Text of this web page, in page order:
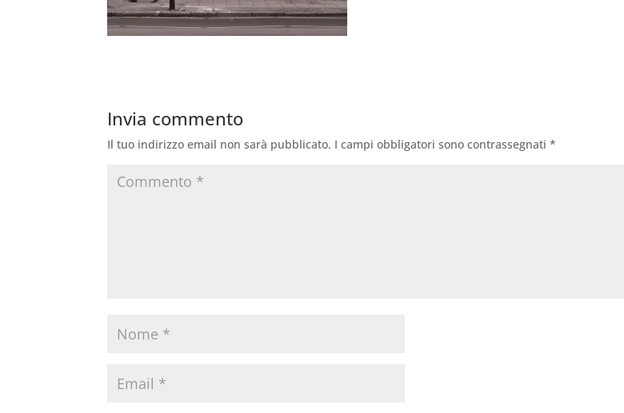
Invia commento
Il tuo indirizzo email non sarà pubblicato. I campi obbligatori sono contrassegnati*